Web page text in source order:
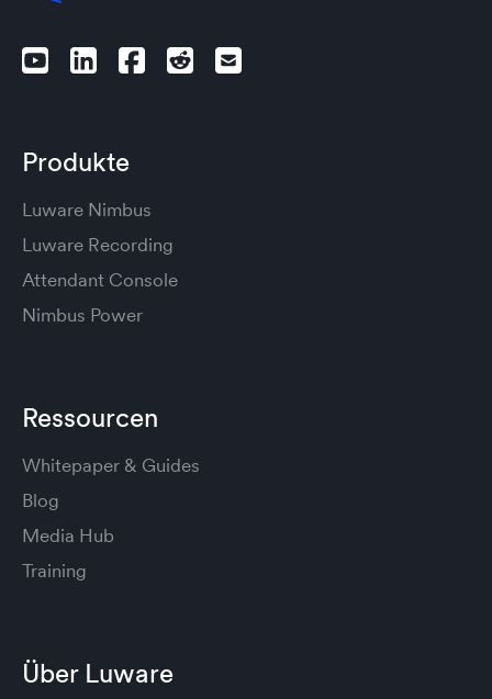
Produkte
Luware Nimbus
Luware Recording
Attendant Console
Nimbus Power
Ressourcen
Whitepaper & Guides
Blog
Media Hub
Training
Über Luware